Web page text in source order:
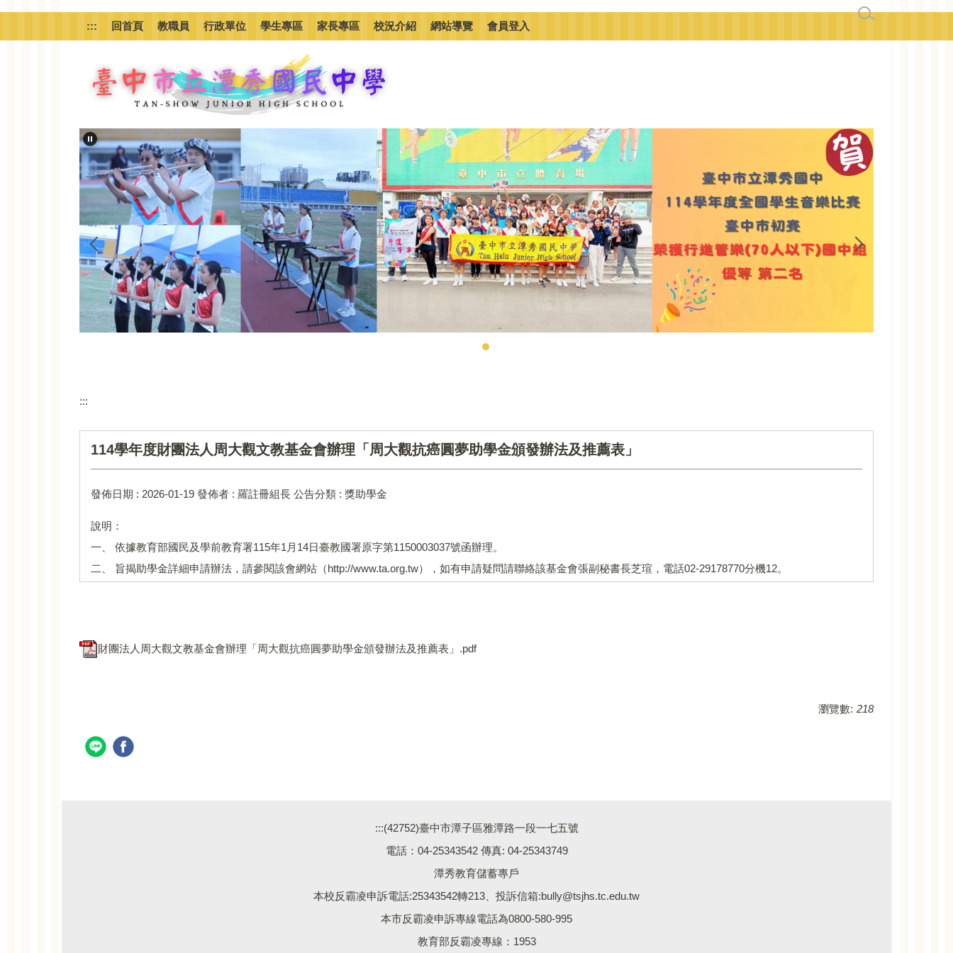
跳
主
::: 回首頁 教職員 行政單位 學生專區 家長專區 校況介紹 網站導覽 會員登入
:::
114學年度財團法人周大觀文教基金會辦理「周大觀抗癌圓夢助學金頒發辦法及推薦表」
發佈日期 : 2026-01-19 發佈者 : 羅註冊組長 公告分類 : 獎助學金
說明：
一、 依據教育部國民及學前教育署115年1月14日臺教國署原字第1150003037號函辦理。
二、 旨揭助學金詳細申請辦法，請參閱該會網站（http://www.ta.org.tw），如有申請疑問請聯絡該基金會張副秘書長芝瑄，電話02-29178770分機12。
財團法人周大觀文教基金會辦理「周大觀抗癌圓夢助學金頒發辦法及推薦表」.pdf
瀏覽數: 218
:::(42752)臺中市潭子區雅潭路一段一七五號
電話：04-25343542 傳真: 04-25343749
潭秀教育儲蓄專戶
本校反霸凌申訴電話:25343542轉213、投訴信箱:bully@tsjhs.tc.edu.tw
本市反霸凌申訴專線電話為0800-580-995
教育部反霸凌專線：1953